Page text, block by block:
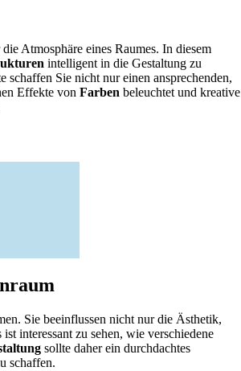
Atmosphäre eines Raumes. In diesem
intelligent in die Gestaltung zu
Sie nicht nur einen ansprechenden,
Effekte von Farben beleuchtet und kreative
Sie beeinflussen nicht nur die Ästhetik,
interessant zu sehen, wie verschiedene
sollte daher ein durchdachtes
schaffen.